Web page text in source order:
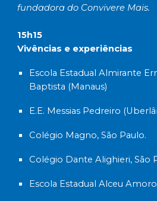
fundadora do Convivere Mais.
15h15
Vivências e experiências
Escola Estadual Almirante
Baptista (Manaus)
E.E. Messias Pedreiro
Colégio Magno, São Paulo.
Colégio Dante Alighieri, São
Escola Estadual Alceu